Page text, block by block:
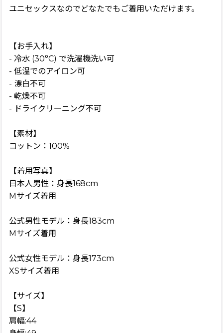
ユニセックスなのでどなたでもご着用いただけます。
【お手入れ】
- 冷水 (30°C) で洗濯機洗い可
- 低温でのアイロン可
- 漂白不可
- 乾燥不可
- ドライクリーニング不可
【素材】
コットン：100%
【着用写真】
日本人男性：身長168cm
Mサイズ着用
公式男性モデル：身長183cm
Mサイズ着用
公式女性モデル：身長173cm
XSサイズ着用
【サイズ】
【S】
肩幅:44